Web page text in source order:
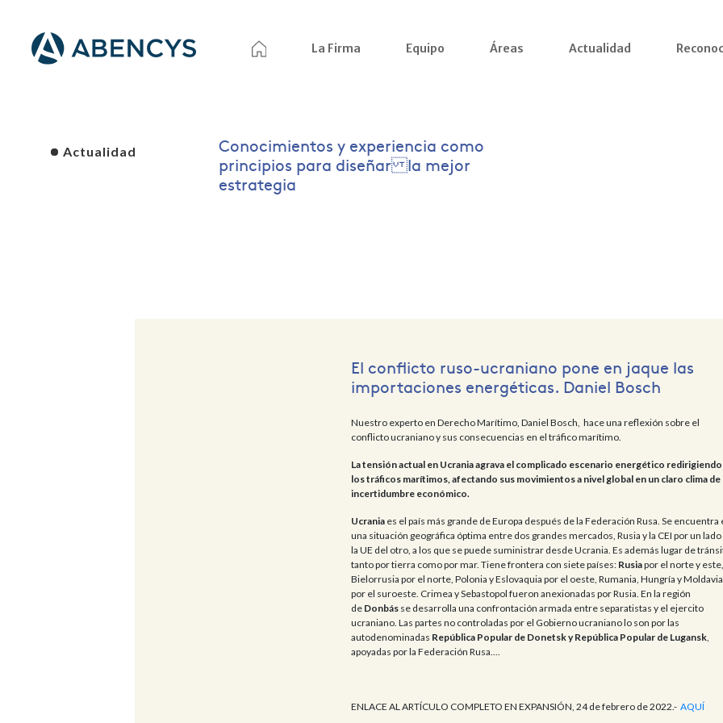
La Firma Equipo Áreas Actualidad
Actualidad
Conocimientos y experiencia como
principios para diseñar la mejor
estrategia
El conflicto ruso-ucraniano pone en jaque las
importaciones energéticas. Daniel Bosch
Nuestro experto en Derecho Marítimo, Daniel Bosch, hace una reflexión sobre el
conflicto ucraniano y sus consecuencias en el tráfico marítimo.
La tensión actual en Ucrania agrava el complicado escenario energético redirigiendo
los tráficos marítimos, afectando sus movimientos a nivel global en un claro clima de
incertidumbre económico.
Ucraniaes el país más grande de Europa después de la Federación Rusa. Se encuentra
una situación geográfica óptima entre dos grandes mercados, Rusia y la CEI por un lado
la UE del otro, a los que se puede suministrar desde Ucrania. Es además lugar de
tanto por tierra como por mar. Tiene frontera con siete países: Rusiapor el norte y este,
Bielorrusia por el norte, Polonia y Eslovaquia por el oeste, Rumania, Hungría y Moldavia
por el suroeste. Crimea y Sebastopol fueron anexionadas por Rusia. En la región
deDonbásse desarrolla una confrontación armada entre separatistas y el ejercito
ucraniano. Las partes no controladas por el Gobierno ucraniano lo son por las
autodenominadas República Popular de Donetsk y República Popular de Lugansk,
apoyadas por la Federación Rusa....
ENLACE AL ARTÍCULO COMPLETO EN EXPANSIÓN, 24 de febrero de 2022.- AQUÍ